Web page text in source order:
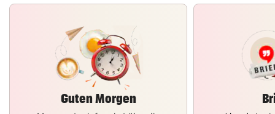
Guten Morgen